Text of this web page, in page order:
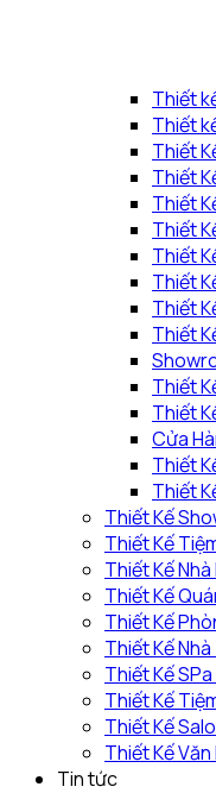
Thiết
Thiết
Thiết
Thiết
Thiết
Thiết
Thiết
Thiết
Thiết
Thiết
Thiết
Thiết
Cửa
Thiết
Thiết
Thiết Kế
Thiết Kế
Thiết Kế Nhà
Thiết Kế
Thiết Kế
Thiết Kế
Thiết Kế
Thiết Kế
Thiết Kế
Thiết Kế
Tin tức